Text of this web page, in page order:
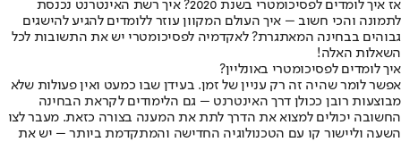
אז איך לומדים לפסיכומטרי בשנת 2020? איך רשת האינטרנט נכנסת
לתמונה והכי חשוב – איך העולם המקוון עוזר ללומדים להגיע להישגים
גבוהים בבחינה המאתגרת? לאקדמיה לפסיכומטרי יש את התשובות לכל
השאלות האלה!
איך לומדים לפסיכומטרי באונליין?
אפשר לומר שהיה זה רק עניין של זמן. בעידן שבו כמעט ואין פעולות שלא
מבוצעות רובן ככולן דרך האינטרנט – גם הלימודים לקראת הבחינה
החשובה יכולים למצוא את הדרך לתת את המענה בצורה כזאת. מעבר לצו
השעה וליישור קו עם הטכנולוגיה החדישה והמתקדמת ביותר – יש את